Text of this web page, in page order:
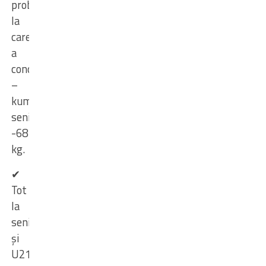
probele
la
care
a
concurat
–
kumite
senioare
-68
kg.
✔
Tot
la
seniori
și
U21